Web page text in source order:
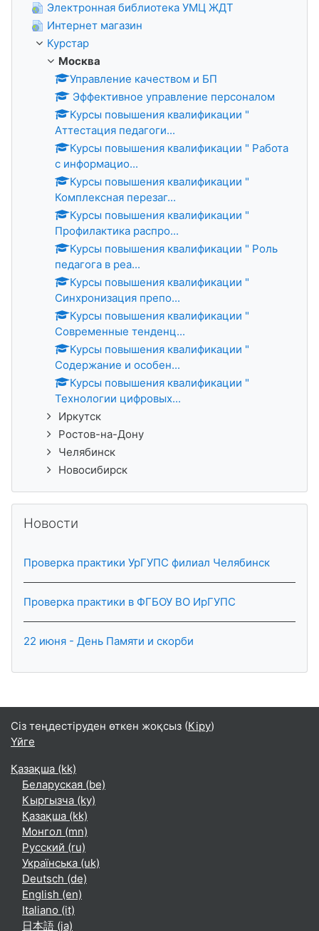
Электронная библиотека УМЦ ЖДТ
Интернет магазин
Курстар
Москва
Управление качеством и БП
Эффективное управление персоналом
Курсы повышения квалификации "
Аттестация педагоги...
Курсы повышения квалификации " Работа
с информацио...
Курсы повышения квалификации "
Комплексная перезаг...
Курсы повышения квалификации "
Профилактика распро...
Курсы повышения квалификации " Роль
педагога в реа...
Курсы повышения квалификации "
Синхронизация препо...
Курсы повышения квалификации "
Современные тенденц...
Курсы повышения квалификации "
Содержание и особен...
Курсы повышения квалификации "
Технологии цифровых...
Иркутск
Ростов-на-Дону
Челябинск
Новосибирск
Новости
Проверка практики УрГУПС филиал Челябинск
Проверка практики в ФГБОУ ВО ИрГУПС
22 июня - День Памяти и скорби
Сіз теңдестіруден өткен жоқсыз (Кіру)
Үйге
Қазақша ‎(kk)‎
Беларуская ‎(be)‎
Кыргызча ‎(ky)‎
Қазақша ‎(kk)‎
Монгол ‎(mn)‎
Русский ‎(ru)‎
Українська ‎(uk)‎
Deutsch ‎(de)‎
English ‎(en)‎
Italiano ‎(it)‎
日本語 ‎(ja)‎